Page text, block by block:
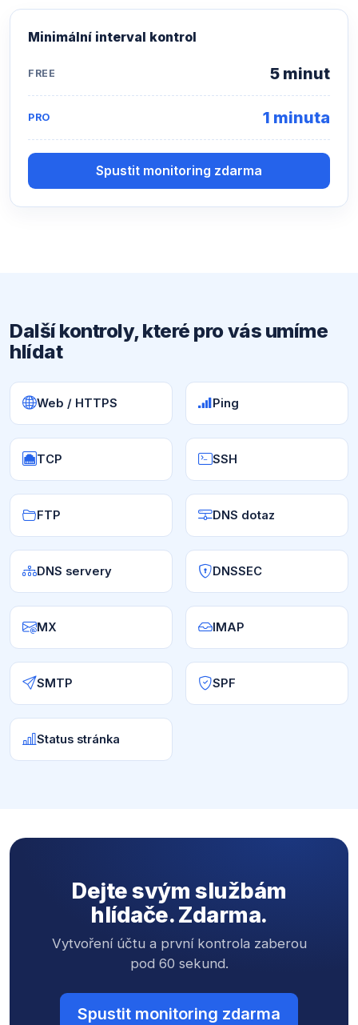
Minimální interval kontrol
FREE 5 minut
PRO 1 minuta
Spustit monitoring zdarma
Další kontroly, které pro vás umíme
hlídat
Web / HTTPS Ping
TCP SSH
FTP DNS dotaz
DNS servery DNSSEC
MX IMAP
SMTP SPF
Status stránka
Dejte svým službám
hlídače. Zdarma.
Vytvoření účtu a první kontrola zaberou
pod 60 sekund.
Spustit monitoring zdarma